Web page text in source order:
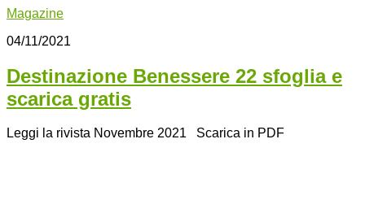
Magazine
04/11/2021
Destinazione Benessere 22 sfoglia e
scarica gratis
Leggi la rivista Novembre 2021 Scarica in PDF